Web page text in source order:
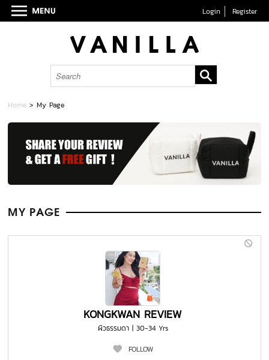
Login Register
Home > My Page
MY PAGE
KONGKWAN REVIEW
ผิวธรรมดา | 30-34 Yrs
FOLLOW